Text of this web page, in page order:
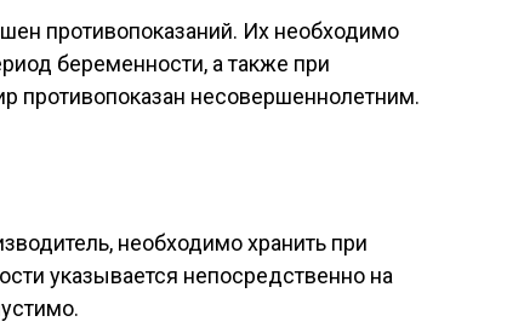
противопоказаний. Их необходимо
беременности, а также при
противопоказан несовершеннолетним.
необходимо хранить при
указывается непосредственно на